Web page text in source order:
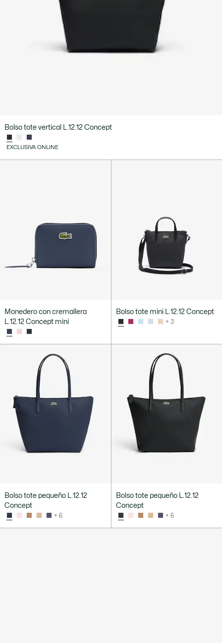
Bolso tote vertical L.12.12 Concept
EXCLUSIVA ONLINE
Monedero con cremallera
L.12.12 Concept mini
Bolso tote mini L.12.12 Concept
+ 3
Bolso tote pequeño L.12.12
Concept
+ 6
Bolso tote pequeño L.12.12
Concept
+ 6